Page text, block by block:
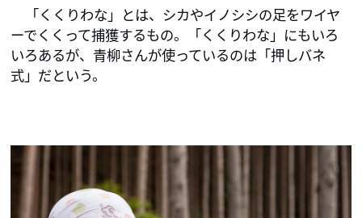
「くくりわな」とは、シカやイノシシの足をワイヤ
ーでくくって捕獲するもの。「くくりわな」にもいろ
いろあるが、青柳さんが使っているのは「押しバネ
式」だという。